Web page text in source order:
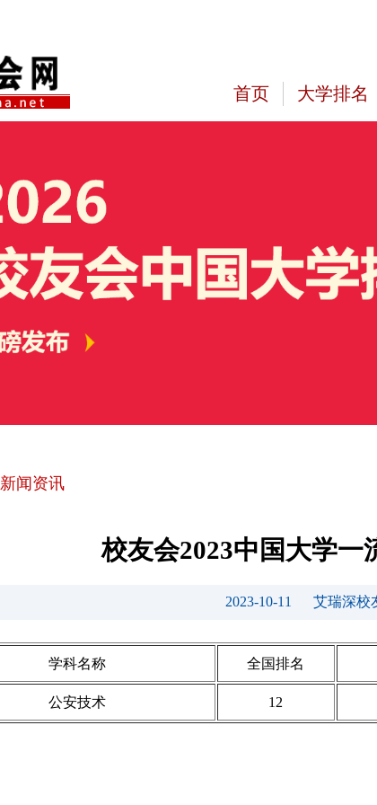
首页 大学排名
新闻资讯
校友会2023中国大学一
2023-10-11 艾瑞深校
学科名称 全国排名
公安技术 12